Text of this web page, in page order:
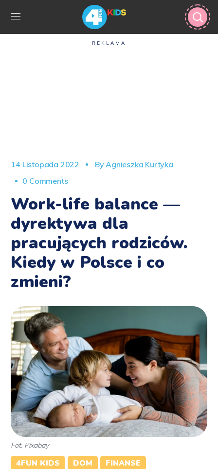
REKLAMA
14 Listopada 2022 ByAgnieszka Kurtyka
0 Comments
Work-life balance —
dyrektywa dla
pracujących rodziców.
Kiedy w Polsce i co
zmieni?
Fot. Pixabay
4FUN KIDS DOM FINANSE